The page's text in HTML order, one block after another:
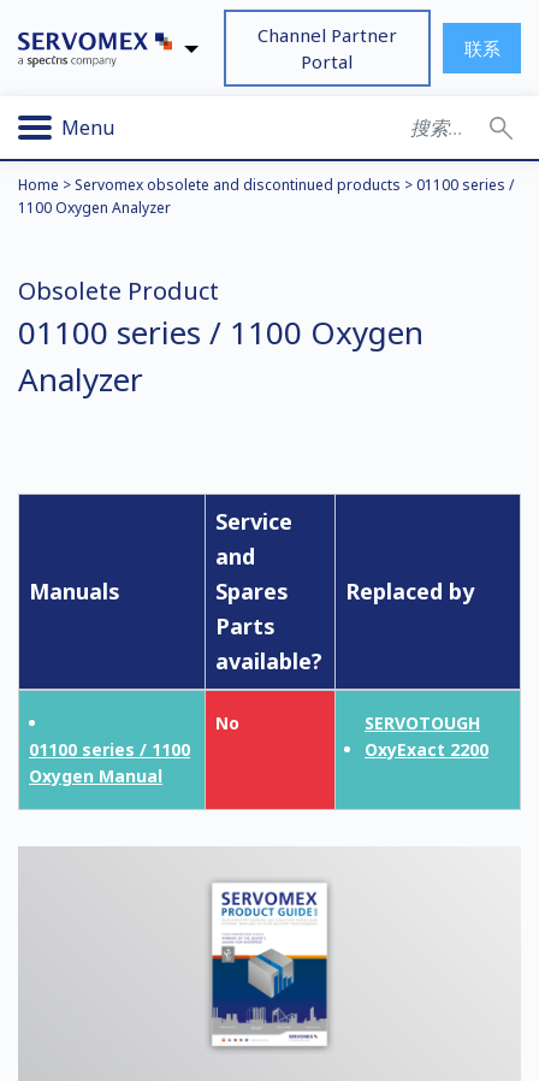
Channel Partner
Portal
联系
Menu
Home > Servomex obsolete and discontinued products >01100 series /
1100 Oxygen Analyzer
Obsolete Product
01100 series / 1100 Oxygen
Analyzer
Manuals
Service
and
Spares
Parts
available?
Replaced by
01100 series / 1100
Oxygen Manual
No
SERVOTOUGH
OxyExact 2200